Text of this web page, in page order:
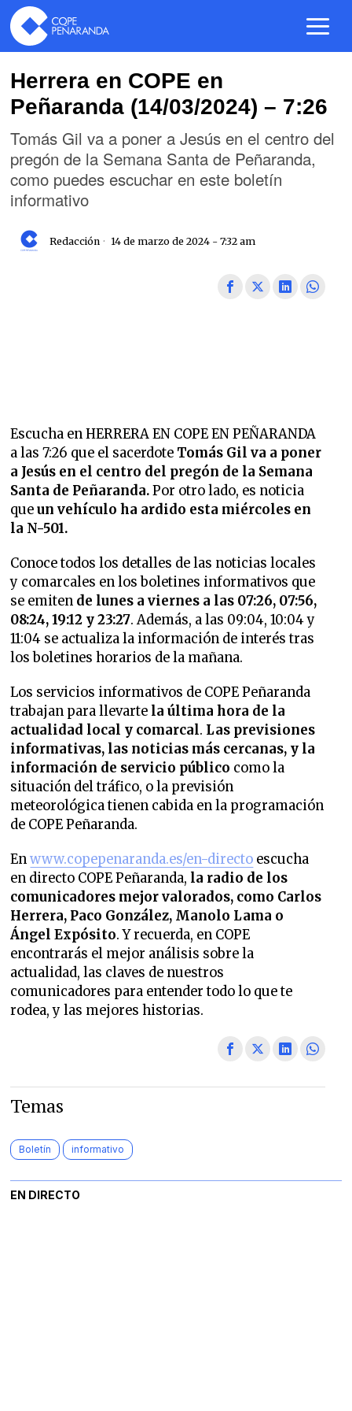
Herrera en COPE en
Peñaranda (14/03/2024) – 7:26
Tomás Gil va a poner a Jesús en el centro del
pregón de la Semana Santa de Peñaranda,
como puedes escuchar en este boletín
informativo
Redacción 14 de marzo de 2024 - 7:32 am
Escucha en HERRERA EN COPE EN PEÑARANDA
a las 7:26 que el sacerdote Tomás Gil va a poner
a Jesús en el centro del pregón de la Semana
Santa de Peñaranda.Por otro lado, es noticia
queun vehículo ha ardido esta miércoles en
la N-501.
Conoce todos los detalles de las noticias locales
y comarcales en los boletines informativos que
se emiten de lunes a viernes a las 07:26, 07:56,
08:24, 19:12 y 23:27. Además, a las 09:04, 10:04 y
11:04 se actualiza la información de interés tras
los boletines horarios de la mañana.
Los servicios informativos de COPE Peñaranda
trabajan para llevarte la última hora de la
actualidad local y comarcal. Las previsiones
informativas, las noticias más cercanas, y la
información de servicio público como la
situación del tráfico, o la previsión
meteorológica tienen cabida en la programación
de COPE Peñaranda.
Enwww.copepenaranda.es/en-directo escucha
en directo COPE Peñaranda, la radio de los
comunicadores mejor valorados, como Carlos
Herrera, Paco González, Manolo Lama o
Ángel Expósito. Y recuerda, en COPE
encontrarás el mejor análisis sobre la
actualidad, las claves de nuestros
comunicadores para entender todo lo que te
rodea, y las mejores historias.
Temas
Boletín informativo
EN DIRECTO